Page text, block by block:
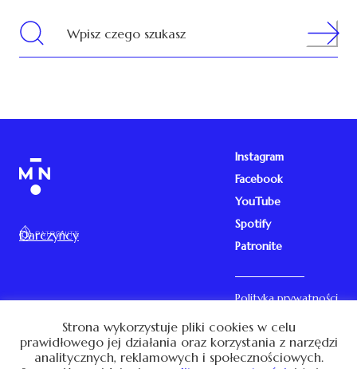
Wpisz czego szukasz Search
Darczyńcy
Polityka prywatności
Kontakt
Instagram
Facebook
YouTube
Spotify
Patronite
Strona wykorzystuje pliki cookies w celu
prawidłowego jej działania oraz korzystania z narzędzi
analitycznych, reklamowych i społecznościowych.